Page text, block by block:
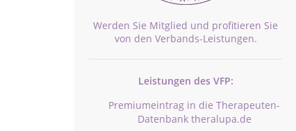
Werden Sie Mitglied und profitieren Sie
von den Verbands-Leistungen.
Leistungen des VFP:
Premiumeintrag in die Therapeuten-
Datenbank theralupa.de